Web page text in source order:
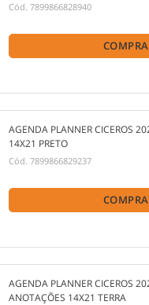
Cód. 7899866828940
AGENDA PLANNER CICEROS
14X21 PRETO
Cód. 7899866829237
AGENDA PLANNER CICEROS
ANOTAÇÕES 14X21 TERRA